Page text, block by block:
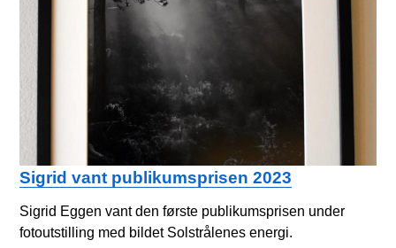
Sigrid vant publikumsprisen 2023
Sigrid Eggen vant den første publikumsprisen under
fotoutstilling med bildet Solstrålenes energi.